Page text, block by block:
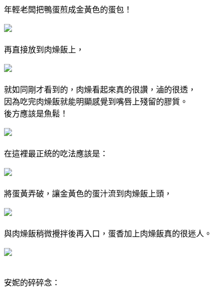
年輕老闆把鴨蛋煎成金黃色的蛋包！
再直接放到肉燥飯上，
就如同剛才看到的，肉燥看起來真的很讚，滷的很透，
因為吃完肉燥飯就能明顯感覺到嘴唇上殘留的膠質。
後方應該是魚鬆！
在這裡最正統的吃法應該是：
將蛋黃弄破，讓金黃色的蛋汁流到肉燥飯上頭，
與肉燥飯稍微攪拌後再入口， 蛋香加上肉燥飯真的很迷人。
安妮的碎碎念：